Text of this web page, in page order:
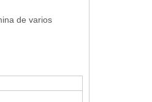
de varios